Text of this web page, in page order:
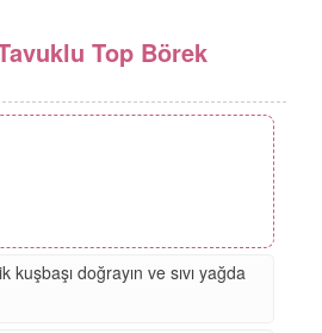
Top Börek
doğrayın ve sıvı yağda